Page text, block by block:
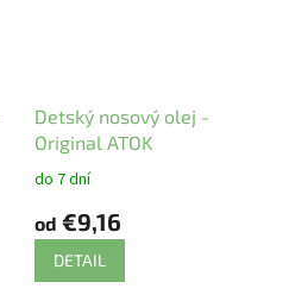
Detský nosový olej -
Original ATOK
do 7 dní
od €9,16
DETAIL